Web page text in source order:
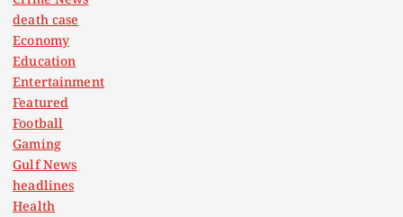
death case
Economy
Education
Entertainment
Featured
Football
Gaming
Gulf News
headlines
Health